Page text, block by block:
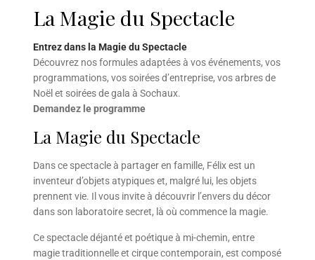
La Magie du Spectacle
Entrez dans la Magie du Spectacle
Découvrez nos formules adaptées à vos événements, vos
programmations, vos soirées d’entreprise, vos arbres de
Noël et soirées de gala à Sochaux.
Demandez le programme
La Magie du Spectacle
Dans ce spectacle à partager en famille, Félix est un
inventeur d’objets atypiques et, malgré lui, les objets
prennent vie. Il vous invite à découvrir l’envers du décor
dans son laboratoire secret, là où commence la magie.
Ce spectacle déjanté et poétique à mi-chemin, entre
magie traditionnelle et cirque contemporain, est composé